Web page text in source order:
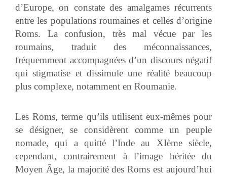
d’Europe, on constate des amalgames récurrents
entre les populations roumaines et celles d’origine
Roms. La confusion, très mal vécue par les
roumains, traduit des méconnaissances,
fréquemment accompagnées d’un discours négatif
qui stigmatise et dissimule une réalité beaucoup
plus complexe, notamment en Roumanie.
Les Roms, terme qu’ils utilisent eux-mêmes pour
se désigner, se considèrent comme un peuple
nomade, qui a quitté l’Inde au XIème siècle,
cependant, contrairement à l’image héritée du
Moyen Âge, la majorité des Roms est aujourd’hui